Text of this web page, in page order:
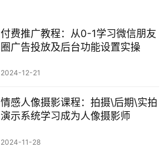
付费推广教程：从0-1学习微信朋友
圈广告投放及后台功能设置实操
2024-12-21
情感人像摄影课程：拍摄\后期\实拍
演示系统学习成为人像摄影师
2024-11-28